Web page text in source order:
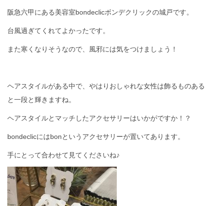
阪急六甲にある美容室bondeclicボンデクリックの城戸です。
台風過ぎてくれてよかったです。
また寒くなりそうなので、風邪には気をつけましょう！
ヘアスタイルがある中で、やはりおしゃれな女性は飾るものある
と一段と輝きますね。
ヘアスタイルとマッチしたアクセサリーはいかがですか！？
bondeclicにはbonというアクセサリーが置いてあります。
手にとって合わせて見てくださいね♪